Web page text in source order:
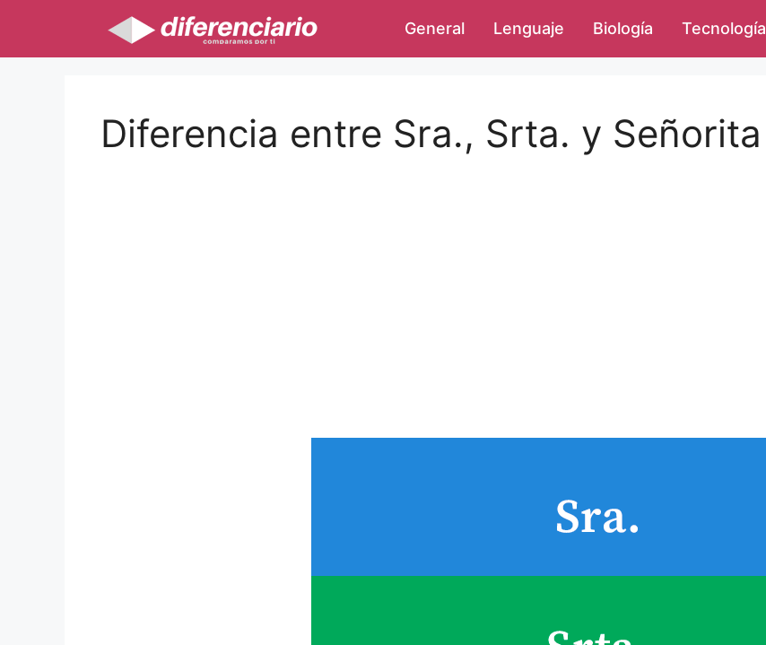
contenido
General Lenguaje Biología Tecnología
Diferencia entre Sra., Srta. y Señorita